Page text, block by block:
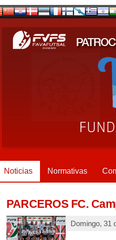
Noticias Normativas
PARCEROS FC.
Domingo, 31